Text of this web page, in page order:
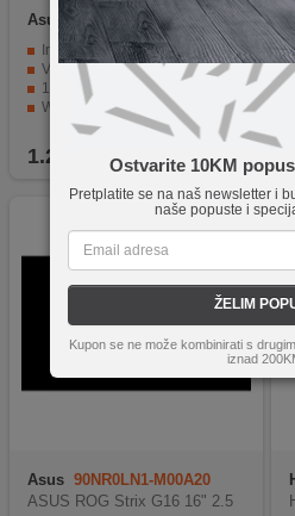
Ostvarite 10KM
Pretplatite se na naš newsletter i
naše popuste i
ŽELIM
Kupon se ne može kombinirati s
iznad
Asus X1502VA-BQ433
Intel® Core™ i5-13420H procesor za efikasan rad i multitasking
Veliki 15,6" Full HD IPS ekran sa mat premazom
16 GB RAM i 512 GB SSD za brze performanse
Wi-Fi 6 i Bluetooth 5.3 za stabilnu bežičnu povezanost
Osvijetljena tipkovnica i SonicMaster audio za bolji doživljaj korištenja
1.269,00 KM
Asus 90NR0LN1-M00A20
ASUS ROG Strix G16 16" 2.5